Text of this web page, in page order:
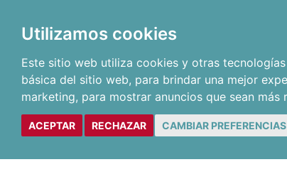
Utilizamos cookies
Este sitio web utiliza cookies y otras
básica del sitio web, para brindar una mejor
marketing, para mostrar anuncios que sean más
ACEPTAR RECHAZAR CAMBIAR PREFERENCIAS